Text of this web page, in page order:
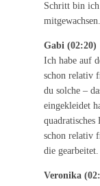
Schritt bin ich
mitgewachsen.
Gabi (02:20)
Ich habe auf
schon relativ
du solche –
eingekleidet
schon relativ
die gearbeitet.
Veronika